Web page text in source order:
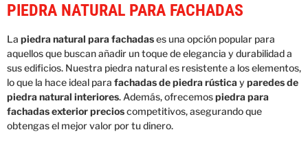
PIEDRA NATURAL PARA FACHADAS
La piedra natural para fachadases una opción popular para
aquellos que buscan añadir un toque de elegancia y durabilidad a
sus edificios. Nuestra piedra natural es resistente a los elementos,
lo que la hace ideal para fachadas de piedra rústica y paredes de
piedra natural interiores. Además, ofrecemospiedra para
fachadas exterior precioscompetitivos, asegurando que
obtengas el mejor valor por tu dinero.